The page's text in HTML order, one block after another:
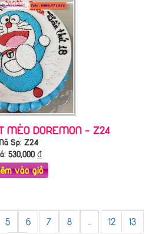
MÈO DOREMON - Z24
Sp: Z24
530,000₫
vào giỏ
5 6 7 8 ... 12
13